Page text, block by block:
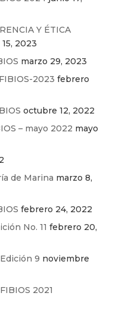
Y ÉTICA
2023
marzo 29, 2023
2023 febrero
octubre 12, 2022
– mayo 2022 mayo
de Marina marzo 8,
febrero 24, 2022
No. 11 febrero 20,
9 noviembre
2021